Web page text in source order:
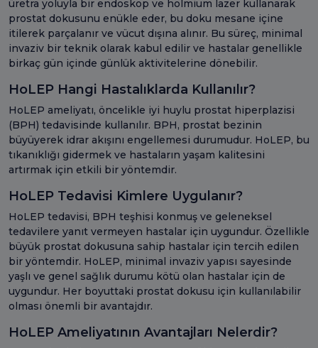
üretra yoluyla bir endoskop ve holmium lazer kullanarak
prostat dokusunu enükle eder, bu doku mesane içine
itilerek parçalanır ve vücut dışına alınır. Bu süreç, minimal
invaziv bir teknik olarak kabul edilir ve hastalar genellikle
birkaç gün içinde günlük aktivitelerine dönebilir.
HoLEP Hangi Hastalıklarda Kullanılır?
HoLEP ameliyatı, öncelikle iyi huylu prostat hiperplazisi
(BPH) tedavisinde kullanılır. BPH, prostat bezinin
büyüyerek idrar akışını engellemesi durumudur. HoLEP, bu
tıkanıklığı gidermek ve hastaların yaşam kalitesini
artırmak için etkili bir yöntemdir.
HoLEP Tedavisi Kimlere Uygulanır?
HoLEP tedavisi, BPH teşhisi konmuş ve geleneksel
tedavilere yanıt vermeyen hastalar için uygundur. Özellikle
büyük prostat dokusuna sahip hastalar için tercih edilen
bir yöntemdir. HoLEP, minimal invaziv yapısı sayesinde
yaşlı ve genel sağlık durumu kötü olan hastalar için de
uygundur. Her boyuttaki prostat dokusu için kullanılabilir
olması önemli bir avantajdır.
HoLEP Ameliyatının Avantajları Nelerdir?